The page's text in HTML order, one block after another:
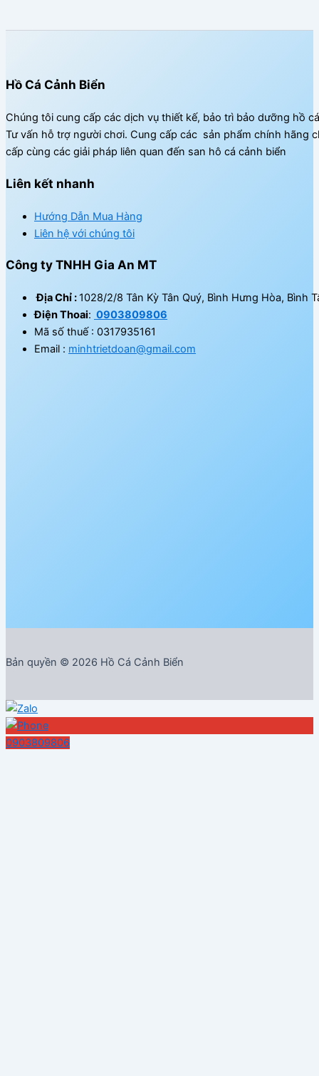
Hồ Cá Cảnh Biển
Chúng tôi cung cấp các dịch vụ thiết kế, bảo trì bảo dưỡng hồ
Tư vấn hỗ trợ người chơi. Cung cấp các sản phẩm chính hãng
cấp cùng các giải pháp liên quan đến san hô cá cảnh biển
Liên kết nhanh
Hướng Dẫn Mua Hàng
Liên hệ với chúng tôi
Công ty TNHH Gia An MT
Địa Chỉ :1028/2/8 Tân Kỳ Tân Quý, Bình Hưng Hòa, Bình
Điện Thoai: 0903809806
Mã số thuế : 0317935161
Email : minhtrietdoan@gmail.com
Bản quyền © 2026 Hồ Cá Cảnh Biển
0903809806